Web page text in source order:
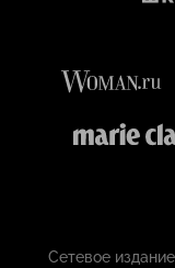
Сетевое